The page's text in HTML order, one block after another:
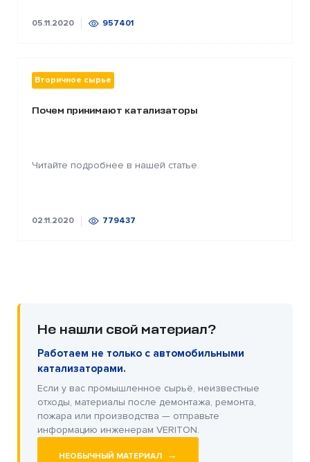
05.11.2020 957401
Вторичное сырье
Почем принимают катализаторы
Читайте подробнее в нашей статье.
02.11.2020 779437
Не нашли свой материал?
Работаем не только с автомобильными
катализаторами.
Если у вас промышленное сырьё, неизвестные
отходы, материалы после демонтажа, ремонта,
пожара или производства — отправьте
информацию инженерам VERITON.
НЕОБЫЧНЫЙ МАТЕРИАЛ →